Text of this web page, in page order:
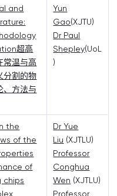
and
超高
常温与高
分割的物
、方法与
Yun
Gao(XJTU)
Dr Paul
Shepley(UoL
)
the
of the
of
chips
Dr Yue
Liu (XJTLU)
Professor
Conghua
Wen (XJTLU)
Professor